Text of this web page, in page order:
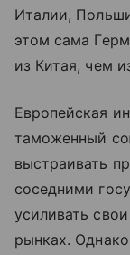
Италии,
этом сама
из Китая, чем
Европейская
таможенный
выстраивать
соседними
усиливать
рынках.